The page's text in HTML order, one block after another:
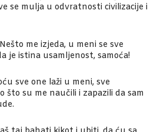
se mulja u odvratnosti civilizacije i
me izjeda, u meni se sve
je istina usamljenost, samoća!
sve one laži u meni, sve
što su me naučili i zapazili da sam